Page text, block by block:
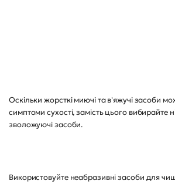
Оскільки жорсткі миючі та в'яжучі засоби
симптоми сухості, замість цього вибирайте
зволожуючі засоби.
Використовуйте неабразивні засоби для